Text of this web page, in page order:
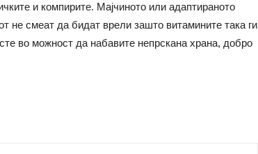
и компирите. Мајчиното или адаптираното
не смеат да бидат врели зашто витамините така ги
во можност да набавите непрскана храна, добро